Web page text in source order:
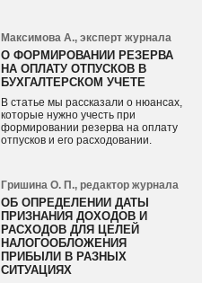
Максимова А., эксперт журнала
О ФОРМИРОВАНИИ РЕЗЕРВА
НА ОПЛАТУ ОТПУСКОВ В
БУХГАЛТЕРСКОМ УЧЕТЕ
В статье мы рассказали о нюансах,
которые нужно учесть при
формировании резерва на оплату
отпусков и его расходовании.
Гришина О. П., редактор журнала
ОБ ОПРЕДЕЛЕНИИ ДАТЫ
ПРИЗНАНИЯ ДОХОДОВ И
РАСХОДОВ ДЛЯ ЦЕЛЕЙ
НАЛОГООБЛОЖЕНИЯ
ПРИБЫЛИ В РАЗНЫХ
СИТУАЦИЯХ